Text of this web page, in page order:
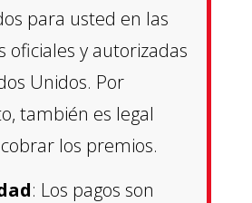
para usted en las
oficiales y autorizadas
Unidos. Por
también es legal
los premios.
: Los pagos son